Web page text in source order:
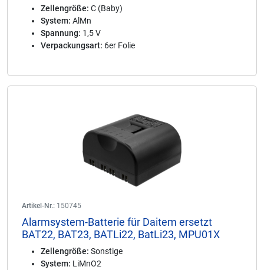
Zellengröße: C (Baby)
System: AlMn
Spannung: 1,5 V
Verpackungsart: 6er Folie
Artikel-Nr.: 150745
Alarmsystem-Batterie für Daitem ersetzt
BAT22, BAT23, BATLi22, BatLi23, MPU01X
Zellengröße: Sonstige
System: LiMnO2